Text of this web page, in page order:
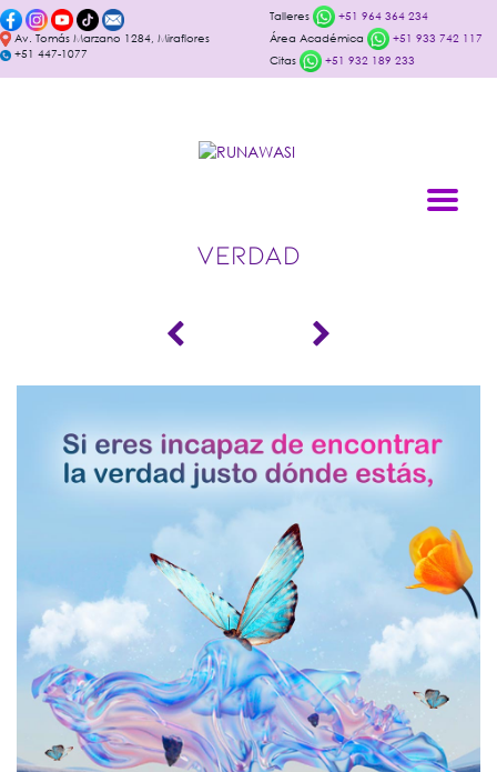
Av. Tomás Marzano 1284, Miraflores
+51 447-1077
Talleres
+51 964 364 234
Área Académica
+51 933 742 117
Citas
+51 932 189 233
VERDAD